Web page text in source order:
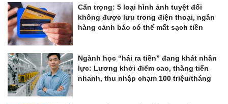
Cẩn trọng: 5 loại hình ảnh tuyệt đối
không được lưu trong điện thoại, ngân
hàng cảnh báo có thể mất sạch tiền
Ngành học “hái ra tiền” đang khát nhân
lực: Lương khởi điểm cao, thăng tiến
nhanh, thu nhập chạm 100 triệu/tháng